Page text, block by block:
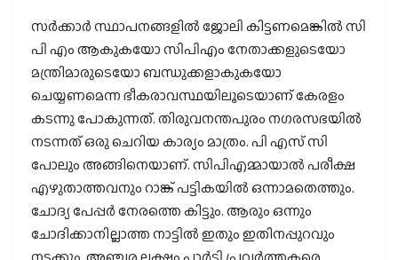
സര്‍ക്കാര്‍ സ്ഥാപനങ്ങളില്‍ ജോലി കിട്ടണമെങ്കില്‍ സി
പി എം ആകുകയോ സിപിഎം നേതാക്കളുടെയോ
മന്ത്രിമാരുടെയോ ബന്ധുക്കളാകുകയോ
ചെയ്യണമെന്ന ഭീകരാവസ്ഥയിലൂടെയാണ് കേരളം
കടന്നു പോകുന്നത്. തിരുവനന്തപുരം നഗരസഭയില്‍
നടന്നത് ഒരു ചെറിയ കാര്യം മാത്രം. പി എസ് സി
പോലും അങ്ങിനെയാണ്. സിപിഎമ്മായാല്‍ പരീക്ഷ
എഴുതാത്തവനും റാങ്ക് പട്ടികയില്‍ ഒന്നാമതെത്തും.
ചോദ്യ പേപ്പര്‍ നേരത്തെ കിട്ടും. ആരും ഒന്നും
ചോദിക്കാനില്ലാത്ത നാട്ടില്‍ ഇതും ഇതിനപ്പുറവും